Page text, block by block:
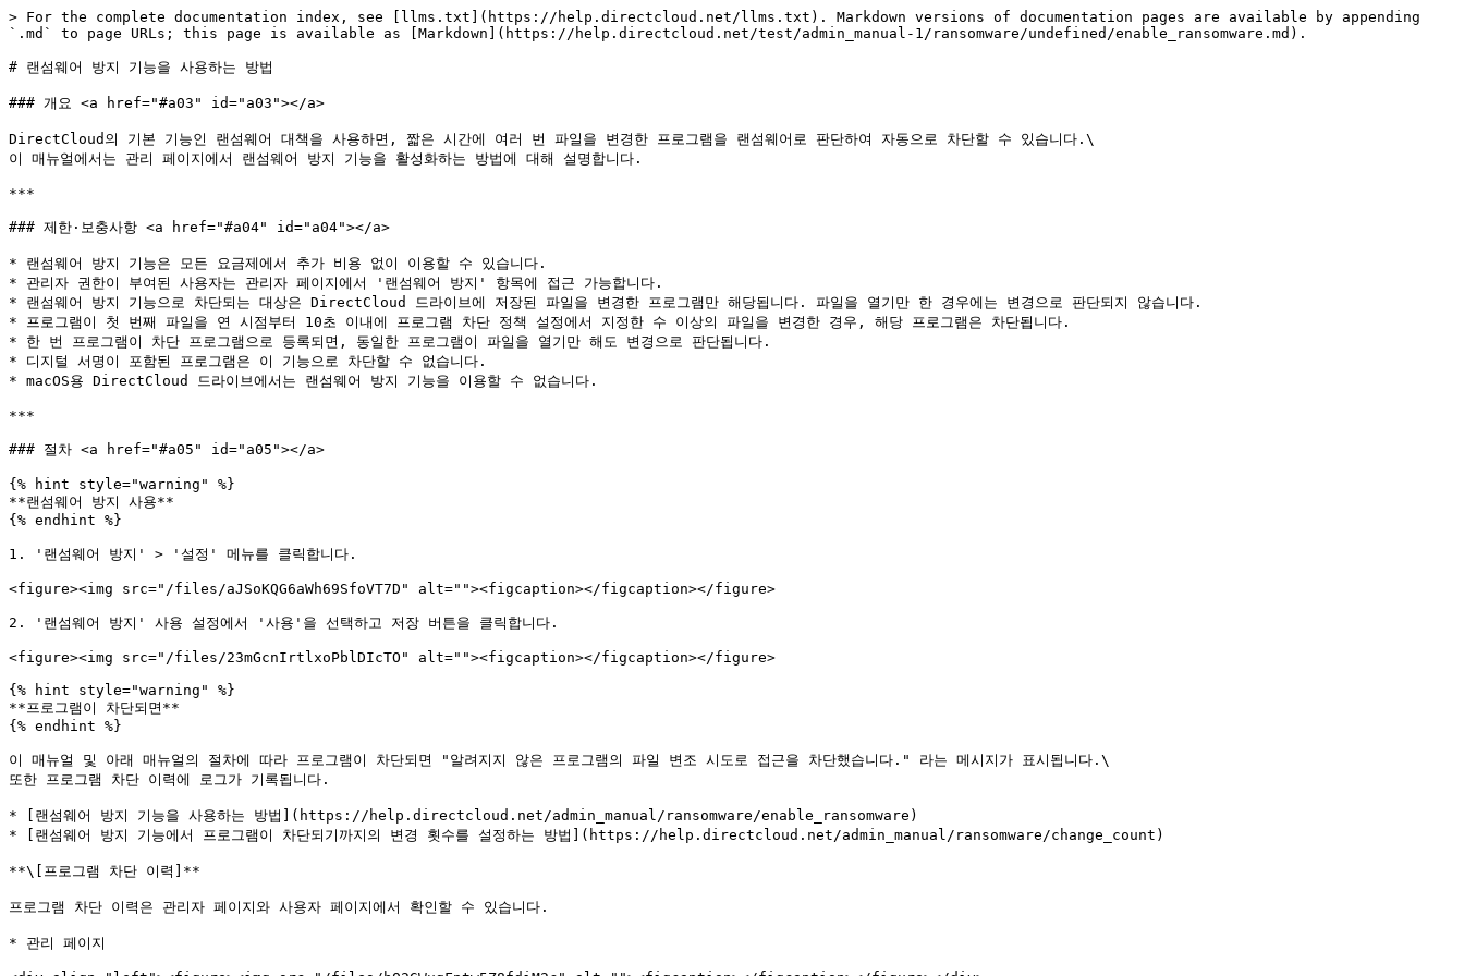
> For the complete documentation index, see [llms.txt](https://help.directcloud.net/llms.txt). Markdown versions of documentation pages are available by appending
`.md` to page URLs; this page is available as [Markdown](https://help.directcloud.net/test/admin_manual-1/ransomware/undefined/enable_ransomware.md).
# 랜섬웨어 방지 기능을 사용하는 방법
### 개요 <a href="#a03" id="a03"></a>
DirectCloud의 기본 기능인 랜섬웨어 대책을 사용하면, 짧은 시간에 여러 번 파일을 변경한 프로그램을 랜섬웨어로 판단하여 자동으로 차단할 수 있습니다.\
이 매뉴얼에서는 관리 페이지에서 랜섬웨어 방지 기능을 활성화하는 방법에 대해 설명합니다.
***
### 제한·보충사항 <a href="#a04" id="a04"></a>
* 랜섬웨어 방지 기능은 모든 요금제에서 추가 비용 없이 이용할 수 있습니다.
* 관리자 권한이 부여된 사용자는 관리자 페이지에서 '랜섬웨어 방지' 항목에 접근 가능합니다.
* 랜섬웨어 방지 기능으로 차단되는 대상은 DirectCloud 드라이브에 저장된 파일을 변경한 프로그램만 해당됩니다. 파일을 열기만 한 경우에는 변경으로 판단되지 않습니다.
* 프로그램이 첫 번째 파일을 연 시점부터 10초 이내에 프로그램 차단 정책 설정에서 지정한 수 이상의 파일을 변경한 경우, 해당 프로그램은 차단됩니다.
* 한 번 프로그램이 차단 프로그램으로 등록되면, 동일한 프로그램이 파일을 열기만 해도 변경으로 판단됩니다.
* 디지털 서명이 포함된 프로그램은 이 기능으로 차단할 수 없습니다.
* macOS용 DirectCloud 드라이브에서는 랜섬웨어 방지 기능을 이용할 수 없습니다.
***
### 절차 <a href="#a05" id="a05"></a>
{% hint style="warning" %}
**랜섬웨어 방지 사용**
{% endhint %}
1. '랜섬웨어 방지' > '설정' 메뉴를 클릭합니다.
<figure><img src="/files/aJSoKQG6aWh69SfoVT7D" alt=""><figcaption></figcaption></figure>
2. '랜섬웨어 방지' 사용 설정에서 '사용'을 선택하고 저장 버튼을 클릭합니다.
<figure><img src="/files/23mGcnIrtlxoPblDIcTO" alt=""><figcaption></figcaption></figure>
{% hint style="warning" %}
**프로그램이 차단되면**
{% endhint %}
이 매뉴얼 및 아래 매뉴얼의 절차에 따라 프로그램이 차단되면 "알려지지 않은 프로그램의 파일 변조 시도로 접근을 차단했습니다." 라는 메시지가 표시됩니다.\
또한 프로그램 차단 이력에 로그가 기록됩니다.
* [랜섬웨어 방지 기능을 사용하는 방법](https://help.directcloud.net/admin_manual/ransomware/enable_ransomware)
* [랜섬웨어 방지 기능에서 프로그램이 차단되기까지의 변경 횟수를 설정하는 방법](https://help.directcloud.net/admin_manual/ransomware/change_count)
**\[프로그램 차단 이력]**
프로그램 차단 이력은 관리자 페이지와 사용자 페이지에서 확인할 수 있습니다.
* 관리 페이지